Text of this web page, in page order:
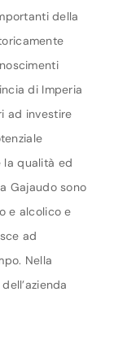
della
di Imperia
ad investire
la qualità ed
Gajaudo sono
e alcolico e
ad
Nella